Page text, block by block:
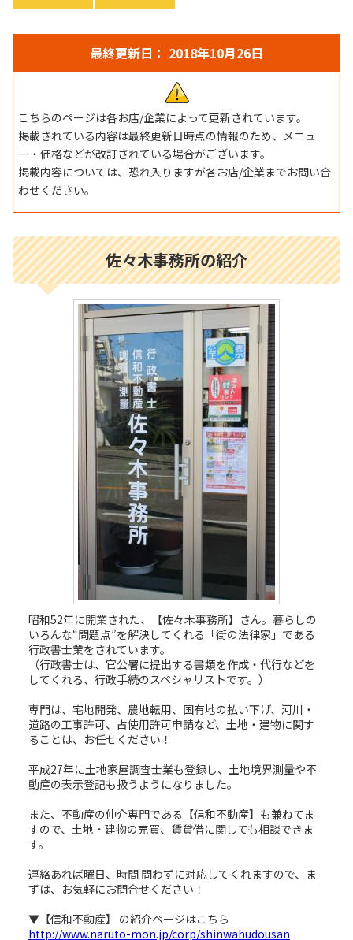
最終更新日： 2018年10月26日
こちらのページは各お店/企業によって更新されています。
掲載されている内容は最終更新日時点の情報のため、メニュ
ー・価格などが改訂されている場合がございます。
掲載内容については、恐れ入りますが各お店/企業までお問い合
わせください。
佐々木事務所の紹介
昭和52年に開業された、【佐々木事務所】さん。暮らしの
いろんな“問題点”を解決してくれる「街の法律家」である
行政書士業をされています。
（行政書士は、官公署に提出する書類を作成・代行などを
してくれる、行政手続のスペシャリストです。）
専門は、宅地開発、農地転用、国有地の払い下げ、河川・
道路の工事許可、占使用許可申請など、土地・建物に関す
ることは、お任せください！
平成27年に土地家屋調査士業も登録し、土地境界測量や不
動産の表示登記も扱うようになりました。
また、不動産の仲介専門である【信和不動産】も兼ねてま
すので、土地・建物の売買、賃貸借に関しても相談できま
す。
連絡あれば曜日、時間 問わずに対応してくれますので、ま
ずは、お気軽にお問合せください！
▼【信和不動産】 の紹介ページはこちら
http://www.naruto-mon.jp/corp/shinwahudousan